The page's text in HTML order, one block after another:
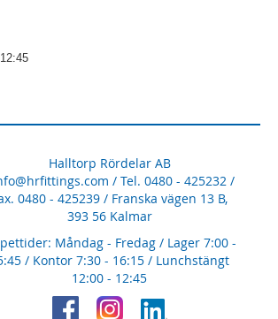
Halltorp Rördelar AB
/ Tel. 0480 - 425232 /
0480 - 425239 / Franska vägen 13 B,
393 56 Kalmar
Måndag - Fredag / Lager 7:00 -
/ Kontor 7:30 - 16:15 / Lunchstängt
12:00 - 12:45